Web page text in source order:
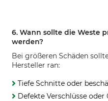
6. Wann sollte die Weste
werden?
Bei größeren Schäden
Hersteller ran:
Tiefe Schnitte oder
Defekte Verschlüsse oder